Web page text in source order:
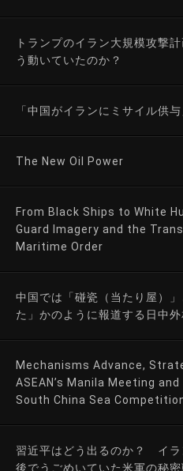
トランプのイラン大規模攻撃
う動いていたのか？
「中国がイランにミサイル供
The New Oil Power
From Black Ships to White
Guard Imagery and the
Maritime Order
中国では「碰瓷（当たり屋）
た」かのように報道する日中
Mechanisms Advance,
ASEAN’s Manila Meeting
South China Sea
習近平はどう出るのか？ イラ
後でうごめいていた米軍の秘密